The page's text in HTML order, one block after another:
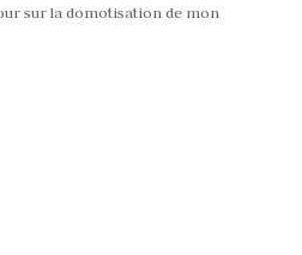
sur la domotisation de mon